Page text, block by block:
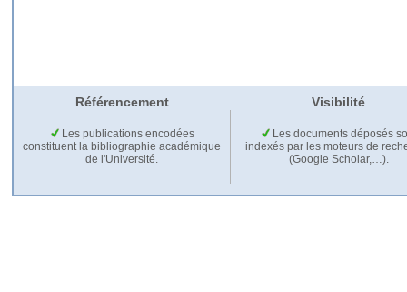
Référencement Visibilité
Les publications encodées
constituent la bibliographie académique
de l'Université.
Les documents déposés
indexés par les moteurs de
(Google Scholar,…).